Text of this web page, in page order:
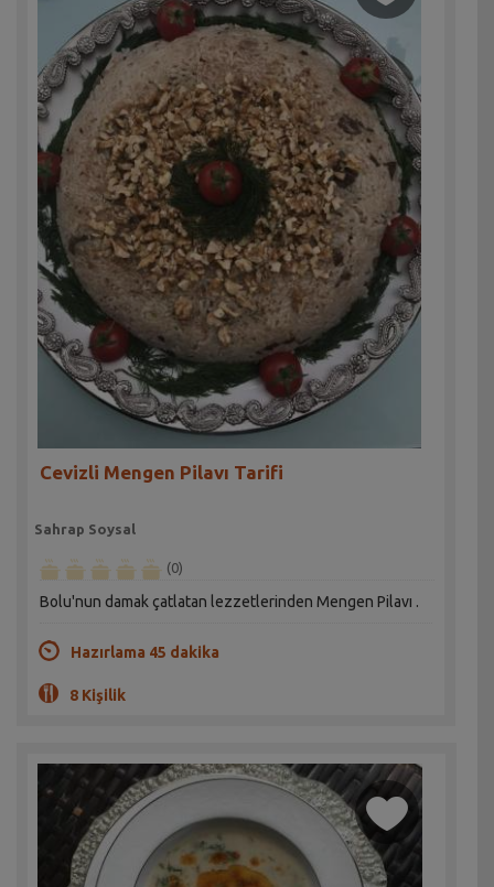
Cevizli Mengen Pilavı Tarifi
Sahrap Soysal
(0)
Bolu'nun damak çatlatan lezzetlerinden Mengen Pilavı .
Hazırlama 45 dakika
8 Kişilik